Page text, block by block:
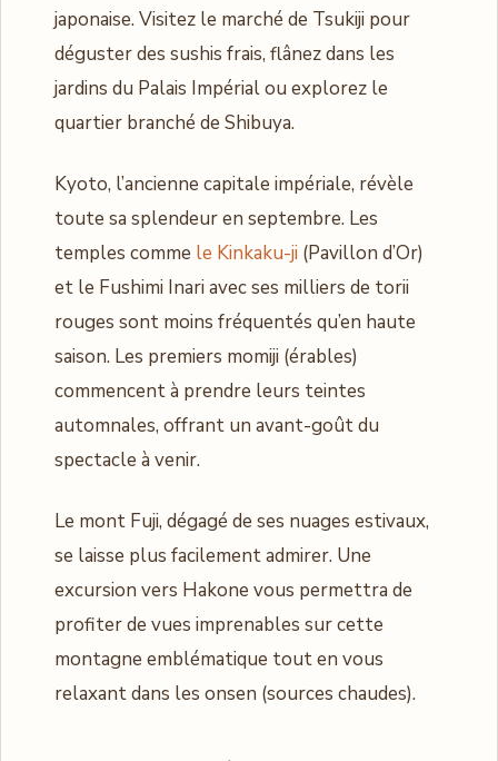
japonaise. Visitez le marché de Tsukiji pour
déguster des sushis frais, flânez dans les
jardins du Palais Impérial ou explorez le
quartier branché de Shibuya.
Kyoto, l’ancienne capitale impériale, révèle
toute sa splendeur en septembre. Les
temples comme le Kinkaku-ji (Pavillon d’Or)
et le Fushimi Inari avec ses milliers de torii
rouges sont moins fréquentés qu’en haute
saison. Les premiers momiji (érables)
commencent à prendre leurs teintes
automnales, offrant un avant-goût du
spectacle à venir.
Le mont Fuji, dégagé de ses nuages estivaux,
se laisse plus facilement admirer. Une
excursion vers Hakone vous permettra de
profiter de vues imprenables sur cette
montagne emblématique tout en vous
relaxant dans les onsen (sources chaudes).